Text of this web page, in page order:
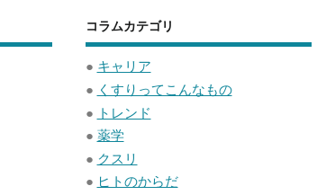
コラムカテゴリ
● キャリア
● くすりってこんなもの
● トレンド
● 薬学
● クスリ
● ヒトのからだ